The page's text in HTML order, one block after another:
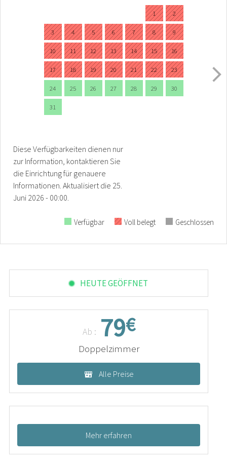
1 2
3 4 5 6 7 8 9
10 11 12 13 14 15 16
17 18 19 20 21 22 23
24 25 26 27 28 29 30
31
Diese Verfügbarkeiten dienen nur
zur Information, kontaktieren Sie
die Einrichtung für genauere
Informationen. Aktualisiert die 25.
Juni 2026 - 00:00.
Verfügbar Voll belegt Geschlossen
HEUTE GEÖFFNET
Ab : 79€
Doppelzimmer
Alle Preise
Mehr erfahren